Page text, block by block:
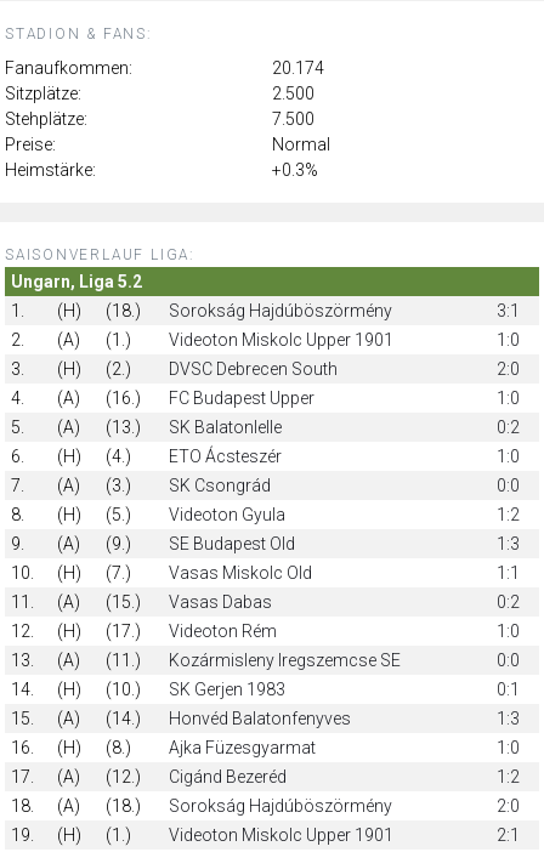
STADION & FANS:
Fanaufkommen:
20.174
Sitzplätze:
2.500
Stehplätze:
7.500
Preise:
Normal
Heimstärke:
+0.3%
SAISONVERLAUF LIGA:
Ungarn, Liga 5.2
1.
(H) (18.) Sorokság Hajdúböszörmény
3:1
2.
(A) (1.) Videoton Miskolc Upper 1901
1:0
3.
(H) (2.) DVSC Debrecen South
2:0
4.
(A) (16.) FC Budapest Upper
1:0
5.
(A) (13.) SK Balatonlelle
0:2
6.
(H) (4.) ETO Ácsteszér
1:0
7.
(A) (3.) SK Csongrád
0:0
8.
(H) (5.) Videoton Gyula
1:2
9.
(A) (9.) SE Budapest Old
1:3
10.
(H) (7.) Vasas Miskolc Old
1:1
11.
(A) (15.) Vasas Dabas
0:2
12.
(H) (17.) Videoton Rém
1:0
13.
(A) (11.) Kozármisleny Iregszemcse SE
0:0
14.
(H) (10.) SK Gerjen 1983
0:1
15.
(A) (14.) Honvéd Balatonfenyves
1:3
16.
(H) (8.) Ajka Füzesgyarmat
1:0
17.
(A) (12.) Cigánd Bezeréd
1:2
18.
(A) (18.) Sorokság Hajdúböszörmény
2:0
19.
(H) (1.) Videoton Miskolc Upper 1901
2:1